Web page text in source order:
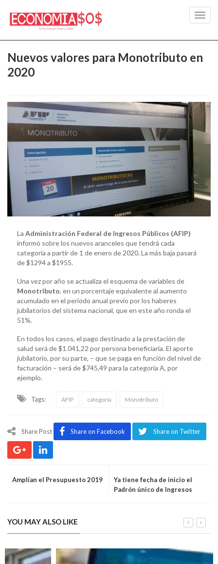
Nuevos valores para Monotributo en
2020
La Administración Federal de Ingresos Públicos (AFIP)
informó sobre los nuevos aranceles que tendrá cada
categoría a partir de 1 de enero de 2020. La más baja pasará
de $1294 a $1955.
Una vez por año se actualiza el esquema de variables de
Monotributo, en un porcentaje equivalente al aumento
acumulado en el período anual previo por los haberes
jubilatorios del sistema nacional, que en este año ronda el
51%.
En todos los casos, el pago destinado a la prestación de
salud será de $1.041,22 por persona beneficiaria. El aporte
jubilatorio, por su parte, – que se paga en función del nivel de
facturación – será de $745,49 para la categoría A, por
ejemplo.
Tags: AFIP categoría Monotributo
Share Post Share on Facebook Share on Twitter
Amplían el Presupuesto 2019
Ya tiene fecha de inicio el
Padrón único de Ingresos
YOU MAY ALSO LIKE